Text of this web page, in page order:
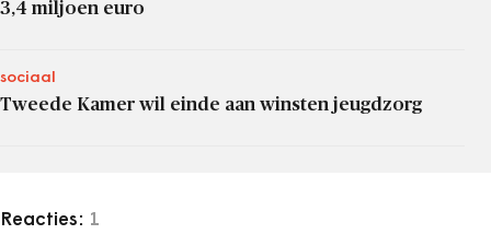
3,4 miljoen euro
sociaal
Tweede Kamer wil einde aan winsten jeugdzorg
Reacties: 1